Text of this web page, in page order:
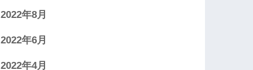
2022年8月
2022年6月
2022年4月